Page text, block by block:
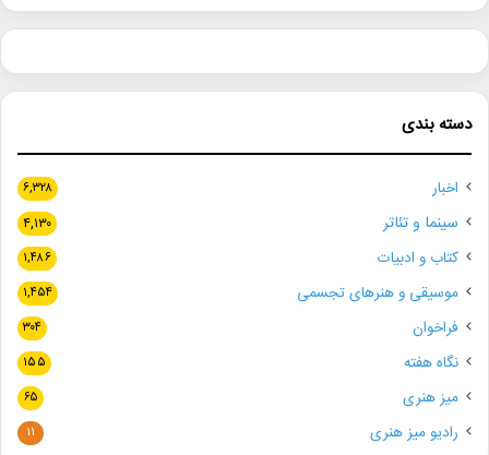
دسته بندی
اخبار ۶,۳۲۸
سینما و تئاتر ۴,۱۳۰
کتاب و ادبیات ۱,۴۸۶
موسیقی و هنرهای تجسمی ۱,۴۵۴
فراخوان ۳۰۴
نگاه هفته ۱۵۵
میز هنری ۶۵
رادیو میز هنری ۱۱